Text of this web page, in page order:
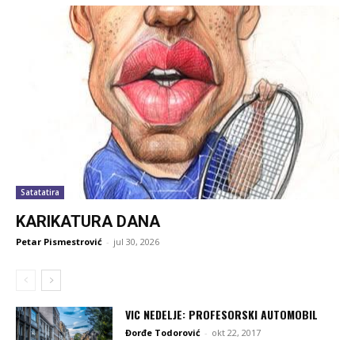
Satatatira
KARIKATURA DANA
Petar Pismestrović - jul 30, 2026
VIC NEDELJE: PROFESORSKI AUTOMOBIL
Đorđe Todorović - okt 22, 2017